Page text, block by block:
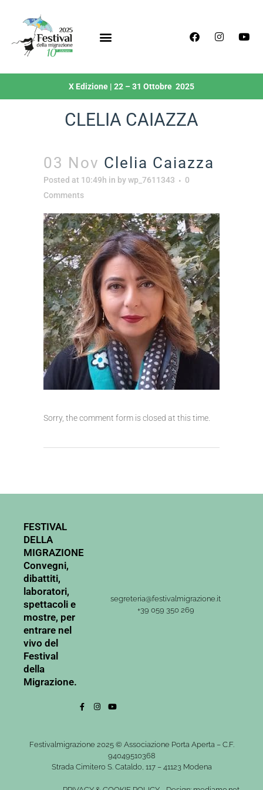
X Edizione | 22 – 31 Ottobre 2025
CLELIA CAIAZZA
03 Nov Clelia Caiazza
Posted at 10:49h in bywp_7611343
0
Comments
Sorry, the comment form is closed at this time.
FESTIVAL
DELLA
MIGRAZIONE
Convegni,
dibattiti,
laboratori,
spettacoli e
mostre, per
entrare nel
vivo del
Festival
della
Migrazione.
segreteria@festivalmigrazione.it
+39 059 350 269
Festivalmigrazione 2025 © Associazione Porta Aperta – C.F.
94049510368
Strada Cimitero S. Cataldo, 117 – 41123 Modena